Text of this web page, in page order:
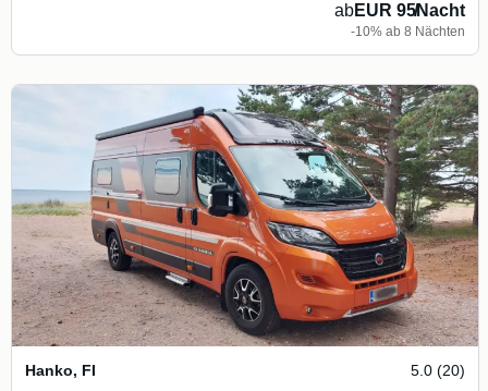
abEUR 95/Nacht
-10% ab 8 Nächten
Hanko, FI 5.0 (20)